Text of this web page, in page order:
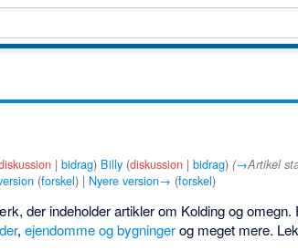
|bidrag) Billy (diskussion |bidrag) (→Artikel
(forskel) | Nyere version→ (forskel)
der indeholder artikler om Kolding og
,ejendomme og bygningerog meget mere.